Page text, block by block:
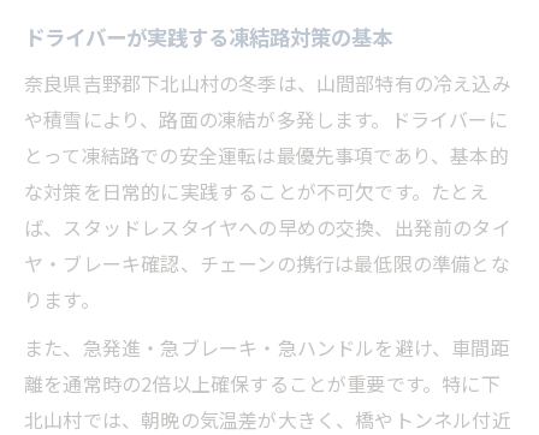
ドライバーが実践する凍結路対策の基本
奈良県吉野郡下北山村の冬季は、山間部特有の冷え込み
や積雪により、路面の凍結が多発します。ドライバーに
とって凍結路での安全運転は最優先事項であり、基本的
な対策を日常的に実践することが不可欠です。たとえ
ば、スタッドレスタイヤへの早めの交換、出発前のタイ
ヤ・ブレーキ確認、チェーンの携行は最低限の準備とな
ります。
また、急発進・急ブレーキ・急ハンドルを避け、車間距
離を通常時の2倍以上確保することが重要です。特に下
北山村では、朝晩の気温差が大きく、橋やトンネル付近